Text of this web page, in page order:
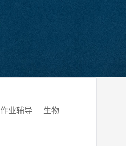
作业辅导 | 生物 |